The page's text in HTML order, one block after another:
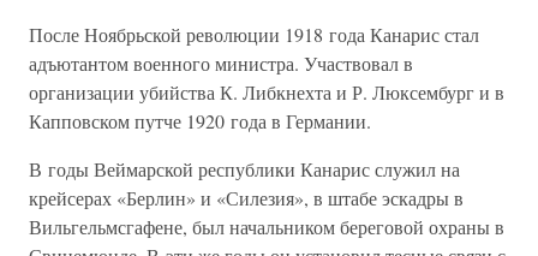
После Ноябрьской революции 1918 года Канарис стал
адъютантом военного министра. Участвовал в
организации убийства К. Либкнехта и Р. Люксембург и в
Капповском путче 1920 года в Германии.
В годы Веймарской республики Канарис служил на
крейсерах «Берлин» и «Силезия», в штабе эскадры в
Вильгельмсгафене, был начальником береговой охраны в